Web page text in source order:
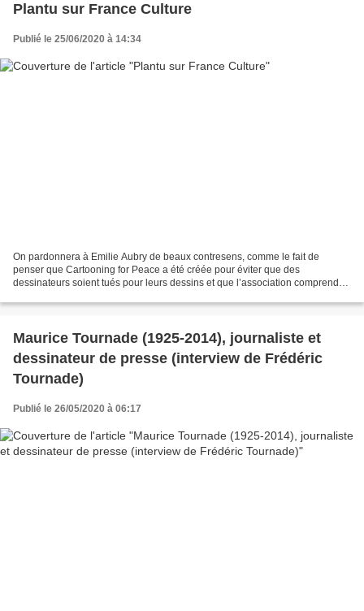
Plantu sur France Culture
Publié le 25/06/2020 à 14:34
On pardonnera à Emilie Aubry de beaux contresens, comme le fait de
penser que Cartooning for Peace a été créée pour éviter que des
dessinateurs soient tués pour leurs dessins et que l’association comprend
Maurice Tournade (1925-2014), journaliste et
dessinateur de presse (interview de Frédéric
Tournade)
Publié le 26/05/2020 à 06:17